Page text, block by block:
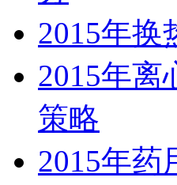
2015年
2015年
策略
2015年